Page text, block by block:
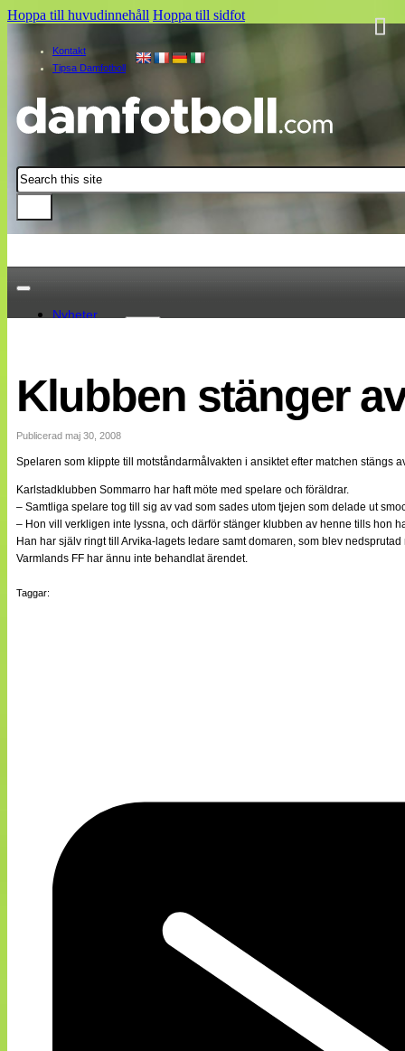
Hoppa till huvudinnehåll Hoppa till sidfot
Kontakt
Tipsa Damfotboll
Sök
Nyheter
Landslaget
EM 2013
Internationellt
Bildreportage
Bloggar
Lagen
Webb-TV
Cuper
Medlemsbilder
Till klubbkassan
NÄTverket
Klubben stänger
Publicerad maj 30, 2008
Spelaren som klippte till motståndarmålvakten i ansiktet efter matchen stängs
Karlstadklubben Sommarro har haft möte med spelare och föräldrar.
– Samtliga spelare tog till sig av vad som sades utom tjejen som delade ut
– Hon vill verkligen inte lyssna, och därför stänger klubben av henne tills hon
Han har själv ringt till Arvika-lagets ledare samt domaren, som blev
Varmlands FF har ännu inte behandlat ärendet.
Taggar: